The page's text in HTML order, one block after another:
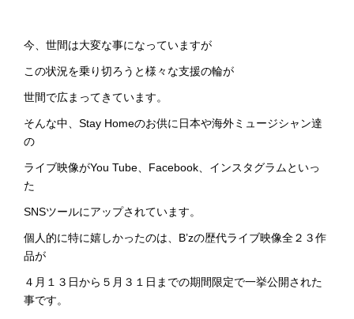
今、世間は大変な事になっていますが
この状況を乗り切ろうと様々な支援の輪が
世間で広まってきています。
そんな中、Stay Homeのお供に日本や海外ミュージシャン達
の
ライブ映像がYou Tube、Facebook、インスタグラムといっ
た
SNSツールにアップされています。
個人的に特に嬉しかったのは、B’zの歴代ライブ映像全２３作
品が
４月１３日から５月３１日までの期間限定で一挙公開された
事です。